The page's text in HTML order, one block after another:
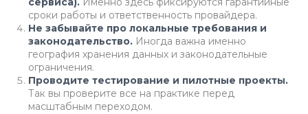
сроки работы и ответственность провайдера.
Не забывайте про локальные требования и
законодательство. Иногда важна именно
география хранения данных и законодательные
ограничения.
Проводите тестирование и пилотные проекты.
Так вы проверите все на практике перед
масштабным переходом.